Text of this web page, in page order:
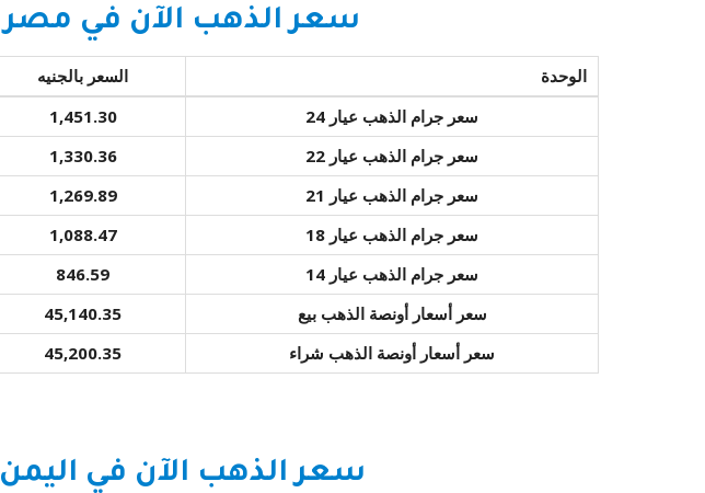
سعر الذهب الآن في مصر
الوحدة السعر بالجنيه
سعر جرام الذهب عيار 24
1,451.30
سعر جرام الذهب عيار 22
1,330.36
سعر جرام الذهب عيار 21
1,269.89
سعر جرام الذهب عيار 18
1,088.47
سعر جرام الذهب عيار 14
846.59
سعر أسعار أونصة الذهب بيع
45,140.35
سعر أسعار أونصة الذهب شراء
45,200.35
سعر الذهب الآن في اليمن